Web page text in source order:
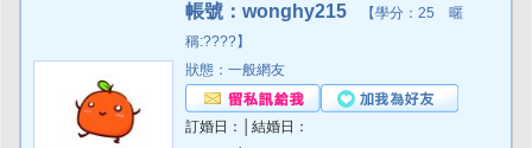
帳號：wonghy215 【學分：25 暱
稱:????】
狀態：一般網友
訂婚日：│結婚日：